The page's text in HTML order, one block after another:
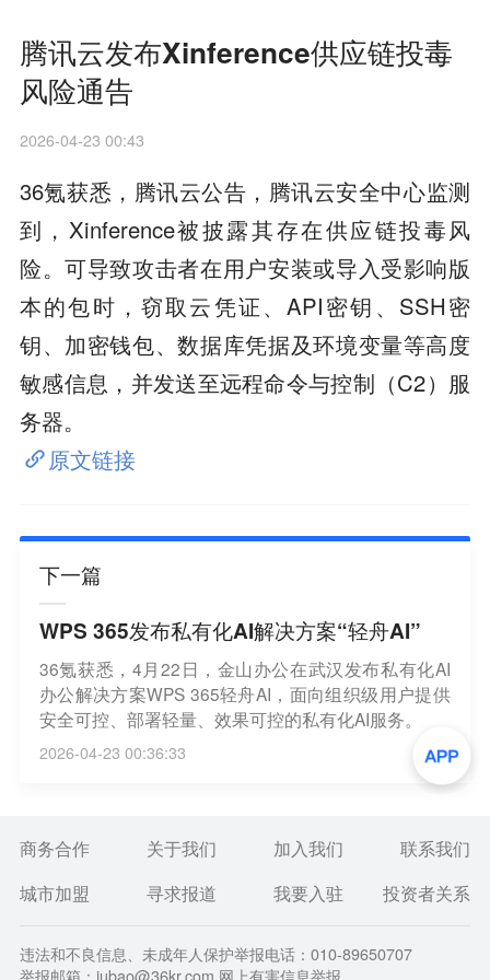
腾讯云发布Xinference供应链投毒
风险通告
2026-04-23 00:43
36氪获悉，腾讯云公告，腾讯云安全中心监测
到，Xinference被披露其存在供应链投毒风
险。可导致攻击者在用户安装或导入受影响版
本的包时，窃取云凭证、API密钥、SSH密
钥、加密钱包、数据库凭据及环境变量等高度
敏感信息，并发送至远程命令与控制（C2）服
务器。
原文链接
下一篇
WPS 365发布私有化AI解决方案“轻舟AI”
36氪获悉，4月22日，金山办公在武汉发布私有化AI
办公解决方案WPS 365轻舟AI，面向组织级用户提供
安全可控、部署轻量、效果可控的私有化AI服务。
2026-04-23 00:36:33
商务合作 关于我们 加入我们
联系我们
城市加盟
寻求报道 我要入驻 投资者关系
违法和不良信息、未成年人保护举报电话：010-89650707